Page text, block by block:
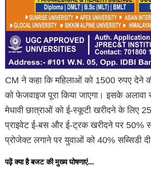
CM ने कहा कि महिलाओं को 1500 रुपए देने
को फेजवाइज पूरा किया जाएगा। इसके अलावा
मेधावी छात्राओं को ई-स्कूटी खरीदने के लिए
प्राइवेट ई-बस और ई-ट्रक खरीदने पर 50%
प्रोजेक्ट लगाने पर युवाओं को 40% सब्सिडी दी
पढ़ें क्या है बजट की मुख्य घोषणाएं…